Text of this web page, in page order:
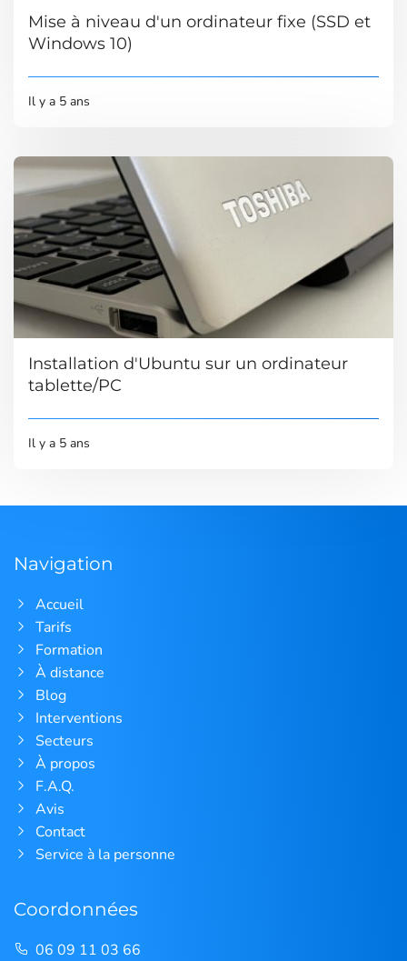
Mise à niveau d'un ordinateur fixe (SSD et
Windows 10)
Il y a 5 ans
Installation d'Ubuntu sur un ordinateur
tablette/PC
Il y a 5 ans
Navigation
Accueil
Tarifs
Formation
À distance
Blog
Interventions
Secteurs
À propos
F.A.Q.
Avis
Contact
Service à la personne
Coordonnées
06 09 11 03 66